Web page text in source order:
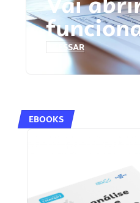
ACESSAR
EBOOKS